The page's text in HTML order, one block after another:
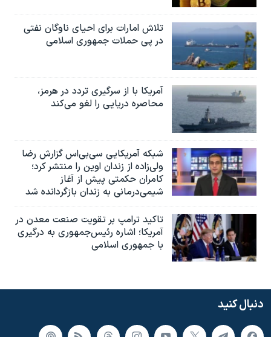
تلاش امارات برای احیای ناوگان نفتی
در پی حملات جمهوری اسلامی
آمریکا با از سرگیری تردد در هرمز،
محاصره دریایی را لغو می‌کند
شبکه آمریکایی سی‌بی‌‌اس گزارش رضا
ولی‌زاده از زندان اوین را منتشر کرد؛
کامران حکمتی پیش از آغاز
شیمی‌درمانی به زندان بازگردانده شد
تاکید ترامپ بر تقویت صنعت معدن در
آمریکا؛ اشاره رئیس‌جمهوری به درگیری
با جمهوری اسلامی
دنبال کنید